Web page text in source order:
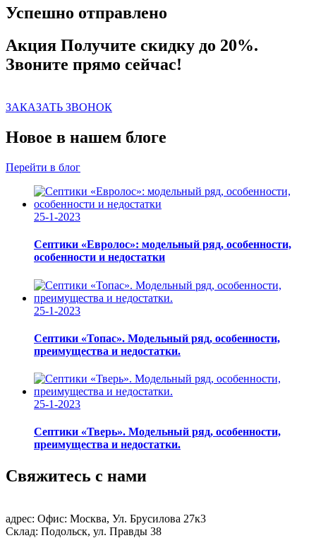
Успешно отправлено
Акция Получите скидку до 20%.
Звоните прямо сейчас!
ЗАКАЗАТЬ ЗВОНОК
Новое в нашем блоге
Перейти в блог
25-1-2023
Септики «Евролос»: модельный ряд, особенности,
особенности и недостатки
25-1-2023
Септики «Топас». Модельный ряд, особенности,
преимущества и недостатки.
25-1-2023
Септики «Тверь». Модельный ряд, особенности,
преимущества и недостатки.
Свяжитесь с нами
адрес: Офис: Москва, Ул. Брусилова 27к3
Склад: Подольск, ул. Правды 38